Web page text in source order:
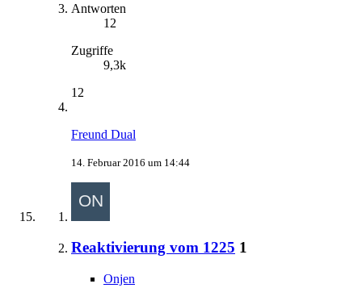
Antworten
12
Zugriffe
9,3k
12
Freund Dual
14. Februar 2016 um 14:44
Reaktivierung vom 1225 1
Onjen